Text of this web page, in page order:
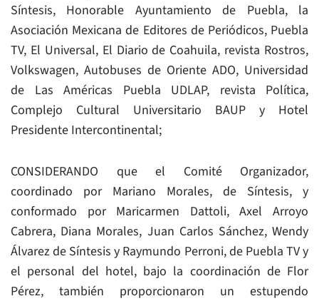
Síntesis, Honorable Ayuntamiento de Puebla, la
Asociación Mexicana de Editores de Periódicos, Puebla
TV, El Universal, El Diario de Coahuila, revista Rostros,
Volkswagen, Autobuses de Oriente ADO, Universidad
de Las Américas Puebla UDLAP, revista Política,
Complejo Cultural Universitario BAUP y Hotel
Presidente Intercontinental;
CONSIDERANDO que el Comité Organizador,
coordinado por Mariano Morales, de Síntesis, y
conformado por Maricarmen Dattoli, Axel Arroyo
Cabrera, Diana Morales, Juan Carlos Sánchez, Wendy
Álvarez de Síntesis y Raymundo Perroni, de Puebla TV y
el personal del hotel, bajo la coordinación de Flor
Pérez, también proporcionaron un estupendo